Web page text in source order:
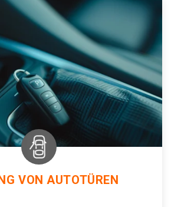
VON AUTOTÜREN